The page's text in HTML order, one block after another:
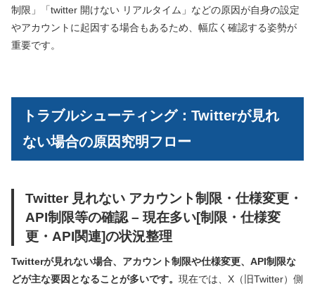
制限」「twitter 開けない リアルタイム」などの原因が自身の設定
やアカウントに起因する場合もあるため、幅広く確認する姿勢が
重要です。
トラブルシューティング：Twitterが見れ
ない場合の原因究明フロー
Twitter 見れない アカウント制限・仕様変更・
API制限等の確認 – 現在多い[制限・仕様変
更・API関連]の状況整理
Twitterが見れない場合、アカウント制限や仕様変更、API制限な
どが主な要因となることが多いです。 現在では、X（旧Twitter）側